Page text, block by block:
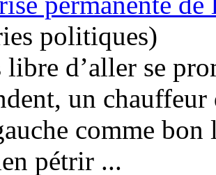
politiques)
libre d’aller se
un
comme bon
pétrir ...